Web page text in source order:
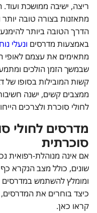
ריצה, ישיבה ממושכת
מתאזנות בצורה טובה
הדרך הטובה ביותר
באמצעות מדרסים ונעלי
מתאימים את עצמם לאופי
שבמשך הזמן הולכים
קשות המובילות בסופו של
ממצבים קשים, ישנה
לחולי סוכרת ולצרכים
מדרסים לחולי
סוכרתית
אם אינה מנוהלת-רפואית
שונים, כולל מצב הנקרא
ומומלץ להשתמש במדרסים
כיצד בוחרים את המדרסים,
קראו כאן.